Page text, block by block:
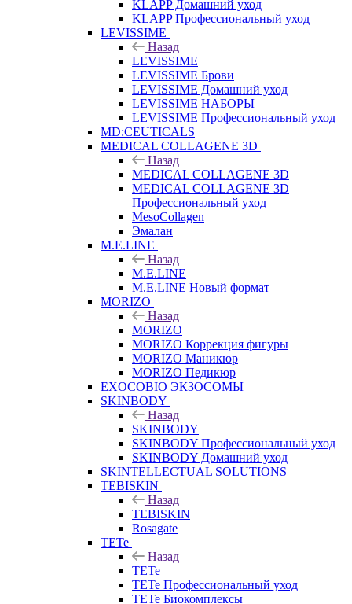
KLAPP Домашний уход
KLAPP Профессиональный уход
LEVISSIME
Назад
LEVISSIME
LEVISSIME Брови
LEVISSIME Домашний уход
LEVISSIME НАБОРЫ
LEVISSIME Профессиональный уход
MD:CEUTICALS
MEDICAL COLLAGENE 3D
Назад
MEDICAL COLLAGENE 3D
MEDICAL COLLAGENE 3D
Профессиональный уход
MesoCollagen
Эмалан
M.E.LINE
Назад
M.E.LINE
M.E.LINE Новый формат
MORIZO
Назад
MORIZO
MORIZO Коррекция фигуры
MORIZO Маникюр
MORIZO Педикюр
EXOCOBIO ЭКЗОСОМЫ
SKINBODY
Назад
SKINBODY
SKINBODY Профессиональный уход
SKINBODY Домашний уход
SKINTELLECTUAL SOLUTIONS
TEBISKIN
Назад
TEBISKIN
Rosagate
TETe
Назад
TETe
TETe Профессиональный уход
TETe Биокомплексы